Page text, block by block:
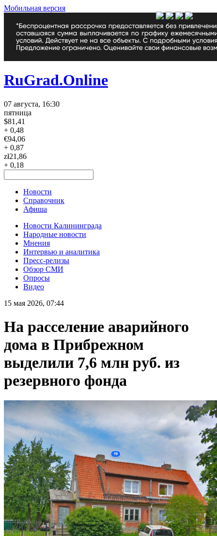
Мобильная версия
RuGrad.Online
07 августа, 16:30
пятница
$81,41
+ 0,48
€94,06
+ 0,87
zł21,86
+ 0,18
Новости
Справочник
Афиша
Новости Калининграда
Народные новости
Мнения
Интервью и аналитика
Пресс-релизы
Обзор СМИ
Опросы
Видео
15 мая 2026, 07:44
На расселение аварийного
дома в Прибрежном
выделили 7,6 млн руб. из
резервного фонда